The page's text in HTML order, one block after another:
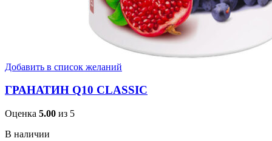
Добавить в список желаний
ГРАНАТИН Q10 CLASSIC
Оценка 5.00 из 5
В наличии